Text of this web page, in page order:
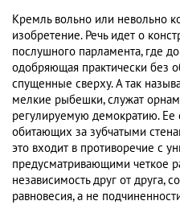
Кремль вольно или невольно
изобретение. Речь идет о
послушного парламента, где
одобряющая практически без
спущенные сверху. А так
мелкие рыбешки, служат
регулируемую демократию. Ее
обитающих за зубчатыми
это входит в противоречие с
предусматривающими четкое
независимость друг от друга,
равновесия, а не